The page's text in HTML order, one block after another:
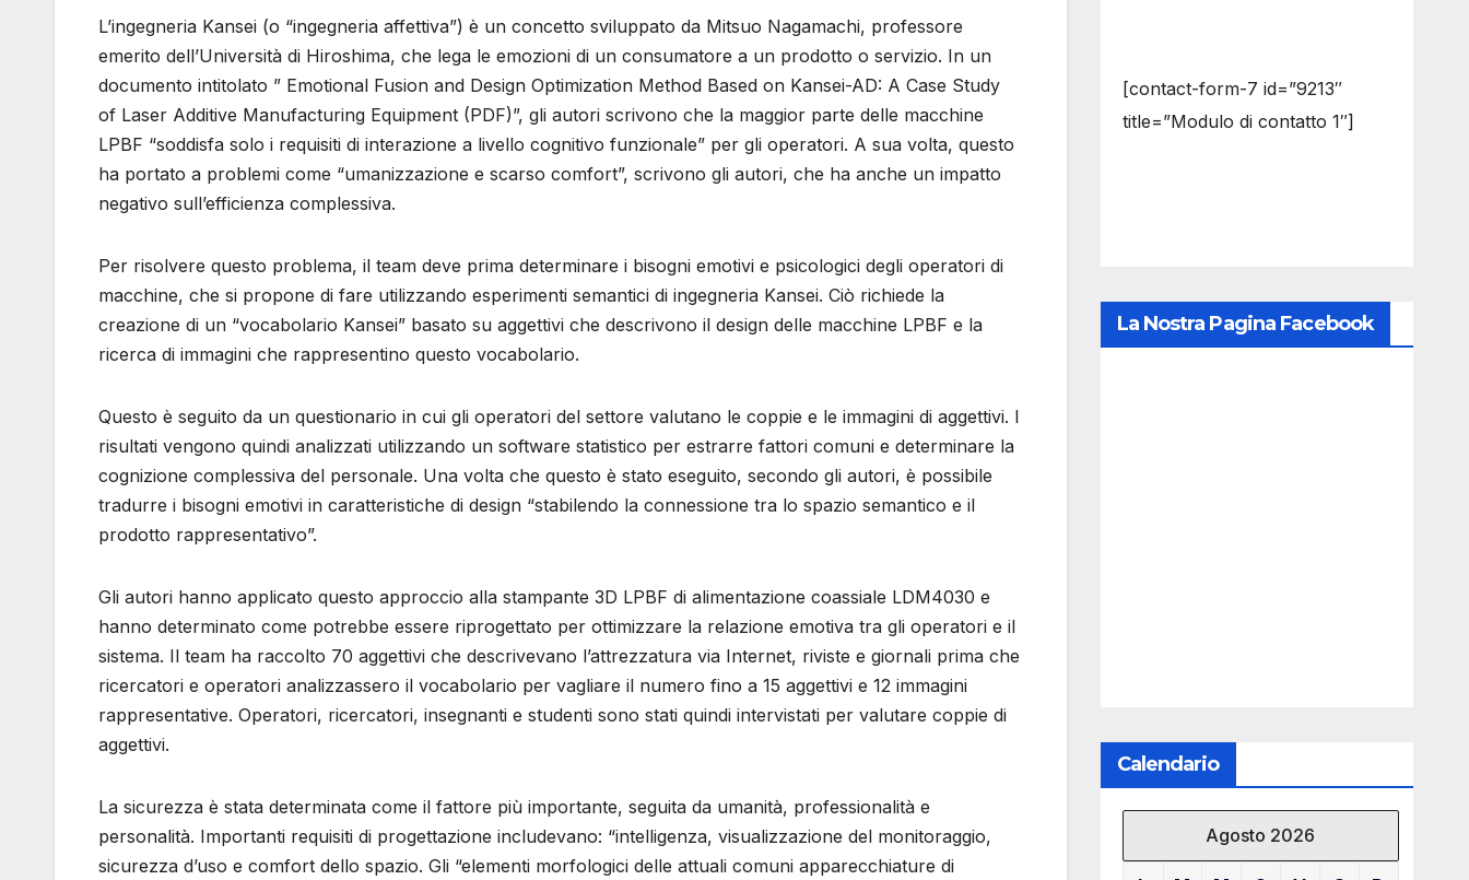
L’ingegneria Kansei (o “ingegneria affettiva”) è un concetto sviluppato da Mitsuo Nagamachi, professore
emerito dell’Università di Hiroshima, che lega le emozioni di un consumatore a un prodotto o servizio. In un
documento intitolato ” Emotional Fusion and Design Optimization Method Based on Kansei-AD: A Case Study
of Laser Additive Manufacturing Equipment (PDF)”, gli autori scrivono che la maggior parte delle macchine
LPBF “soddisfa solo i requisiti di interazione a livello cognitivo funzionale” per gli operatori. A sua volta, questo
ha portato a problemi come “umanizzazione e scarso comfort”, scrivono gli autori, che ha anche un impatto
negativo sull’efficienza complessiva.
Per risolvere questo problema, il team deve prima determinare i bisogni emotivi e psicologici degli operatori di
macchine, che si propone di fare utilizzando esperimenti semantici di ingegneria Kansei. Ciò richiede la
creazione di un “vocabolario Kansei” basato su aggettivi che descrivono il design delle macchine LPBF e la
ricerca di immagini che rappresentino questo vocabolario.
Questo è seguito da un questionario in cui gli operatori del settore valutano le coppie e le immagini di aggettivi. I
risultati vengono quindi analizzati utilizzando un software statistico per estrarre fattori comuni e determinare la
cognizione complessiva del personale. Una volta che questo è stato eseguito, secondo gli autori, è possibile
tradurre i bisogni emotivi in ​​caratteristiche di design “stabilendo la connessione tra lo spazio semantico e il
prodotto rappresentativo”.
Gli autori hanno applicato questo approccio alla stampante 3D LPBF di alimentazione coassiale LDM4030 e
hanno determinato come potrebbe essere riprogettato per ottimizzare la relazione emotiva tra gli operatori e il
sistema. Il team ha raccolto 70 aggettivi che descrivevano l’attrezzatura via Internet, riviste e giornali prima che
ricercatori e operatori analizzassero il vocabolario per vagliare il numero fino a 15 aggettivi e 12 immagini
rappresentative. Operatori, ricercatori, insegnanti e studenti sono stati quindi intervistati per valutare coppie di
aggettivi.
La sicurezza è stata determinata come il fattore più importante, seguita da umanità, professionalità e
personalità. Importanti requisiti di progettazione includevano: “intelligenza, visualizzazione del monitoraggio,
sicurezza d’uso e comfort dello spazio. Gli “elementi morfologici delle attuali comuni apparecchiature di
[contact-form-7 id=”9213″
title=”Modulo di contatto 1″]
La Nostra Pagina Facebook
Calendario
Agosto 2026